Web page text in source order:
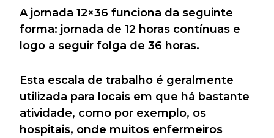
A jornada 12×36 funciona da seguinte
forma: jornada de 12 horas contínuas e
logo a seguir folga de 36 horas.
Esta escala de trabalho é geralmente
utilizada para locais em que há bastante
atividade, como por exemplo, os
hospitais, onde muitos enfermeiros